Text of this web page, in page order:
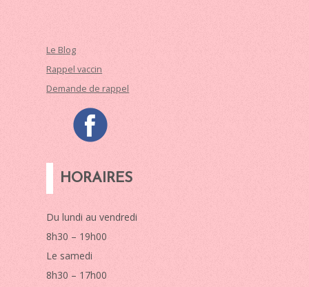
Le Blog
Rappel vaccin
Demande de rappel
HORAIRES
Du lundi au vendredi
8h30 – 19h00
Le samedi
8h30 – 17h00